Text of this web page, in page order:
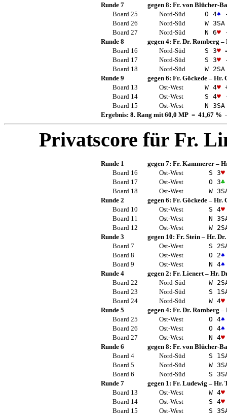
Runde 7
gegen 8: Fr. von Blücher-
Board 25
Nord-Süd O 4♠
Board 26
Nord-Süd W 3SA
Board 27
Nord-Süd N 6♥
Runde 8
gegen 4: Fr. Dr. Romberg –
Board 16
Nord-Süd S 3♥
Board 17
Nord-Süd S 3♥
Board 18
Nord-Süd W 2SA
Runde 9
gegen 6: Fr. Göckede – Hr.
Board 13
Ost-West W 4♥
Board 14
Ost-West S 4♥
Board 15
Ost-West N 3SA
Ergebnis: 8. Rang mit 60,0 MP = 41,67 %
Privatscore für Fr.
Runde 1 gegen 7: Fr. Kammerer –
Board 16
Ost-West S 3♥
Board 17
Ost-West O 3♣
Board 18
Ost-West W 3
Runde 2
gegen 6: Fr. Göckede – Hr.
Board 10
Ost-West S 4♥
Board 11
Ost-West N 3
Board 12
Ost-West W 2
Runde 3
gegen 10: Fr. Stein – Hr.
Board 7
Ost-West S 2
Board 8
Ost-West O 2♠
Board 9
Ost-West N 4♠
Runde 4
gegen 2: Fr. Lienert – Hr.
Board 22
Nord-Süd W 2
Board 23
Nord-Süd S 1
Board 24
Nord-Süd W 4♥
Runde 5
gegen 4: Fr. Dr. Romberg –
Board 25
Ost-West O 4♠
Board 26
Ost-West O 4♠
Board 27
Ost-West N 4♥
Runde 6
gegen 8: Fr. von Blücher-
Board 4
Nord-Süd S 1
Board 5
Nord-Süd W 3
Board 6
Nord-Süd S 3
Runde 7
gegen 1: Fr. Ludewig – Hr.
Board 13
Ost-West W 4♥
Board 14
Ost-West S 4♥
Board 15
Ost-West S 3